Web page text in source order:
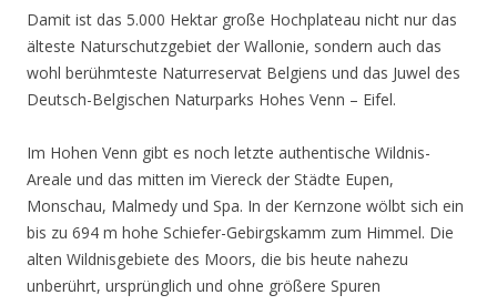
Damit ist das 5.000 Hektar große Hochplateau nicht nur das
älteste Naturschutzgebiet der Wallonie, sondern auch das
wohl berühmteste Naturreservat Belgiens und das Juwel des
Deutsch-Belgischen Naturparks Hohes Venn – Eifel.
Im Hohen Venn gibt es noch letzte authentische Wildnis-
Areale und das mitten im Viereck der Städte Eupen,
Monschau, Malmedy und Spa. In der Kernzone wölbt sich ein
bis zu 694 m hohe Schiefer-Gebirgskamm zum Himmel. Die
alten Wildnisgebiete des Moors, die bis heute nahezu
unberührt, ursprünglich und ohne größere Spuren